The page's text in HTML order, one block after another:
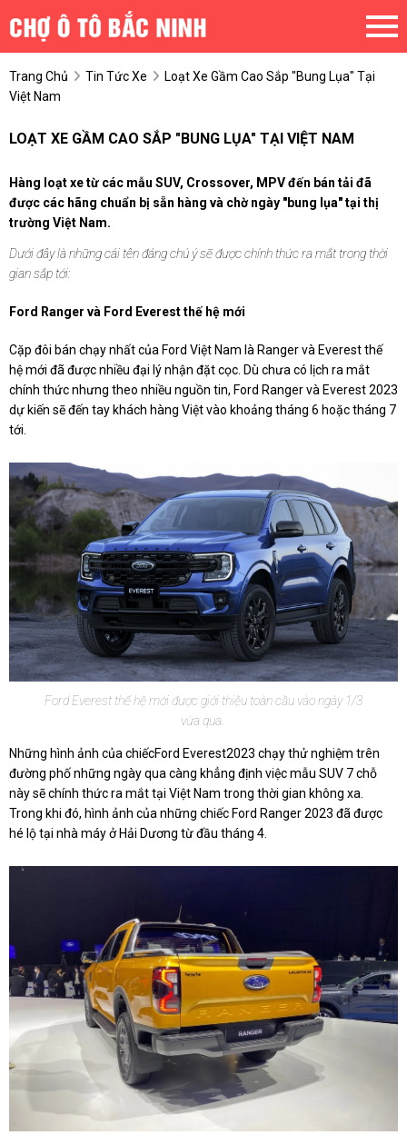
Trang Chủ Tin Tức Xe
Loạt Xe Gầm Cao Sắp "bung Lụa" Tại
Việt Nam
LOẠT XE GẦM CAO SẮP "BUNG LỤA" TẠI VIỆT NAM
Hàng loạt xe từ các mẫu SUV, Crossover, MPV đến bán tải đã
được các hãng chuẩn bị sẵn hàng và chờ ngày "bung lụa" tại thị
trường Việt Nam.
Dưới đây là những cái tên đáng chú ý sẽ được chính thức ra mắt trong thời
gian sắp tới:
Ford Ranger và Ford Everest thế hệ mới
Cặp đôi bán chạy nhất của Ford Việt Nam là Ranger và Everest thế
hệ mới đã được nhiều đại lý nhận đặt cọc. Dù chưa có lịch ra mắt
chính thức nhưng theo nhiều nguồn tin, Ford Ranger và Everest 2023
dự kiến sẽ đến tay khách hàng Việt vào khoảng tháng 6 hoặc tháng 7
tới.
Ford Everest thế hệ mới được giới thiệu toàn cầu vào ngày 1/3
vừa qua.
Những hình ảnh của chiếcFord Everest2023 chạy thử nghiệm trên
đường phố những ngày qua càng khẳng định việc mẫu SUV 7 chỗ
này sẽ chính thức ra mắt tại Việt Nam trong thời gian không xa.
Trong khi đó, hình ảnh của những chiếc Ford Ranger 2023 đã được
hé lộ tại nhà máy ở Hải Dương từ đầu tháng 4.